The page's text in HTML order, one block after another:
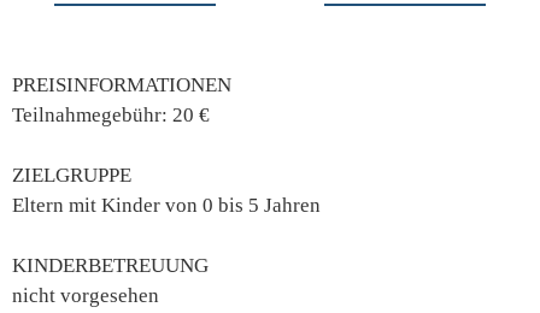
PREISINFORMATIONEN
Teilnahmegebühr: 20 €
ZIELGRUPPE
Eltern mit Kinder von 0 bis 5 Jahren
KINDERBETREUUNG
nicht vorgesehen